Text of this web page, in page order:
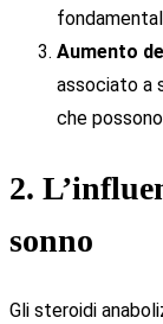
Aumento
associato a
che
2.
sonno
Gli steroidi